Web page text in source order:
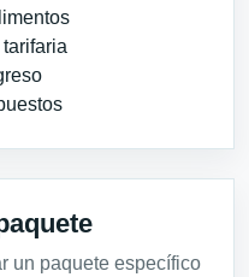
un paquete específico